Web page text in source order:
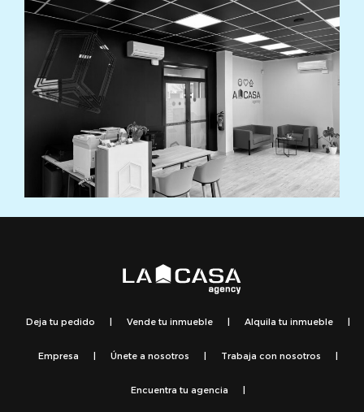
Deja tu pedido | Vende tu inmueble | Alquila tu inmueble |
Empresa | Únete a nosotros | Trabaja con nosotros |
Encuentra tu agencia |